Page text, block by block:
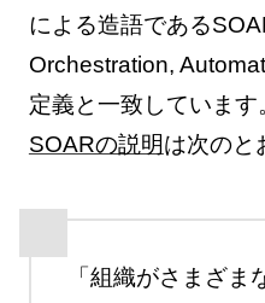
による造語である
Orchestration,
定義と一致しています
SOARの説明は次のと
「組織がさまざま